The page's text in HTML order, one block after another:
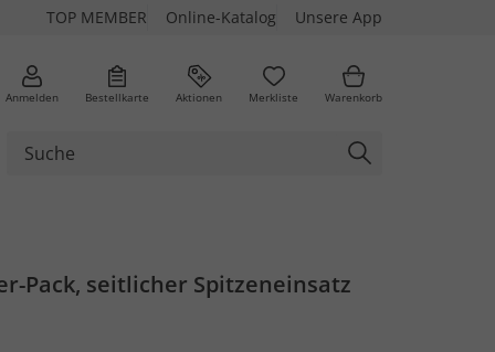
TOP MEMBER Online-Katalog Unsere App
Anmelden Bestellkarte Aktionen Merkliste Warenkorb
Pack, seitlicher Spitzeneinsatz